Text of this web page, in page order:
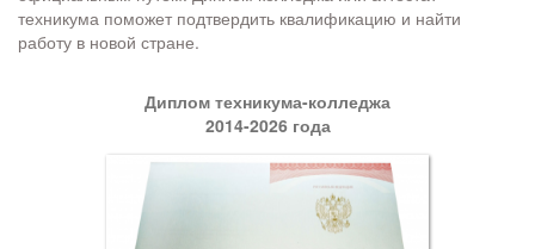
техникума поможет подтвердить квалификацию и найти
работу в новой стране.
Диплом техникума-колледжа
2014-2026 года